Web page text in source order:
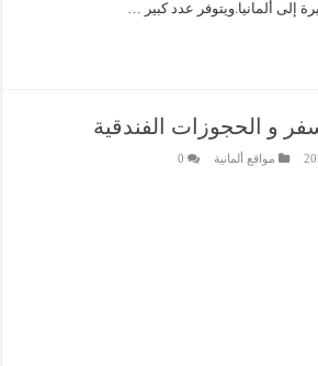
إلى ألمانيا.ويتوفر عدد كبير …
و الحجوزات الفندقية
مواقع ألمانية 0